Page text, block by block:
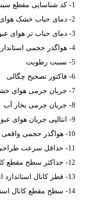
1- کد شناسایی مقطع سیستم مانند A-B ، 1-A
2- دمای حباب خشک هوای عبوری
3- دمای حباب تر هوای عبوری
4- هواگذر حجمی استاندارد
5- نسبت رطوبت
6- فاکتور تصحیح چگالی
7- جریان جرمی هوای خشک
8- جریان جرمی بخار آب
9- انتالپی جریان هوای عبوری
10- هواگذر حجمی واقعی
11- حداقل سرعت طراحی کانال
12- حداکثر سطح مقطع کانال
13- قطر کانال استاندارد انتخابی
14- سطح مقطع کانال استاندارد انتخابی